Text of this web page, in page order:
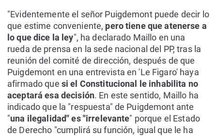
"Evidentemente el señor Puigdemont puede decir lo
que estime conveniente, pero tiene que atenerse a
lo que dice la ley", ha declarado Maillo en una
rueda de prensa en la sede nacional del PP, tras la
reunión del comité de dirección, después de que
Puigdemont en una entrevista en 'Le Figaro' haya
afirmado que si el Constitucional le inhabilita no
aceptará esa decisión. En este sentido, Maillo ha
indicado que la "respuesta" de Puigdemont ante
"una ilegalidad" es "irrelevante" porque el Estado
de Derecho "cumplirá su función, igual que le ha